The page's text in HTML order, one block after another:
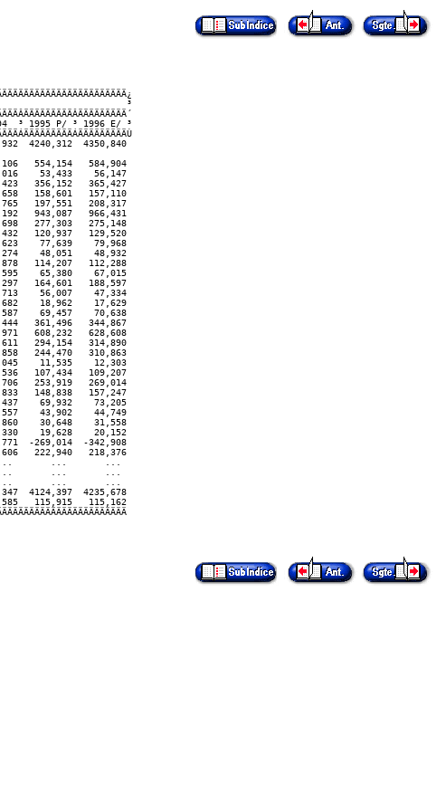
³
1995 P/ ³ 1996 E/ ³
4240,312  4350,840
554,154   584,904
53,433    56,147
356,152   365,427
158,601   157,110
197,551   208,317
943,087   966,431
277,303   275,148
120,937   129,520
77,639    79,968
48,051    48,932
114,207   112,288
65,380    67,015
164,601   188,597
56,007    47,334
18,962    17,629
69,457    70,638
361,496   344,867
608,232   628,608
294,154   314,890
244,470   310,863
11,535    12,303
107,434   109,207
253,919   269,014
148,838   157,247
69,932    73,205
43,902    44,749
30,648    31,558
19,628    20,152
-269,014  -342,908
222,940   218,376
...       ...
...       ...
...       ...
4124,397  4235,678
115,915   115,162